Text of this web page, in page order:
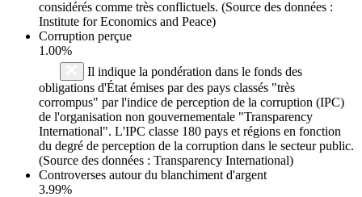
considérés comme très conflictuels. (Source des données :
Institute for Economics and Peace)
Corruption perçue
1.00%
Il indique la pondération dans le fonds des
obligations d'État émises par des pays classés "très
corrompus" par l'indice de perception de la corruption (IPC)
de l'organisation non gouvernementale "Transparency
International". L'IPC classe 180 pays et régions en fonction
du degré de perception de la corruption dans le secteur public.
(Source des données : Transparency International)
Controverses autour du blanchiment d'argent
3.99%